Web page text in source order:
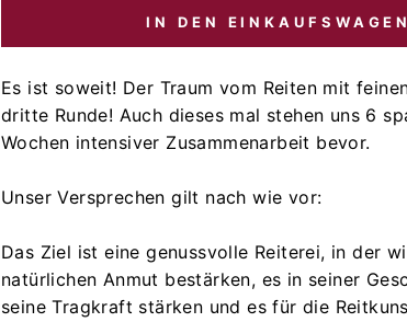
IN DEN
Es ist soweit! Der Traum vom Reiten mit
dritte Runde! Auch dieses mal stehen uns 6
Wochen intensiver Zusammenarbeit bevor.
Unser Versprechen gilt nach wie vor:
Das Ziel ist eine genussvolle Reiterei, in der
natürlichen Anmut bestärken, es in seiner
seine Tragkraft stärken und es für die